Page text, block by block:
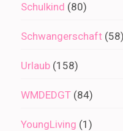
Schulkind (80)
Schwangerschaft (58)
Urlaub (158)
WMDEDGT (84)
YoungLiving (1)